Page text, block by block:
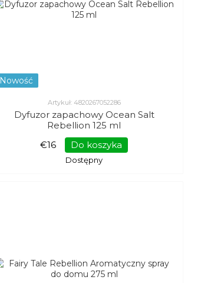
Nowość
Artykuł: 4820267052286
Dyfuzor zapachowy Ocean Salt
Rebellion 125 ml
€16
Do koszyka
Dostępny